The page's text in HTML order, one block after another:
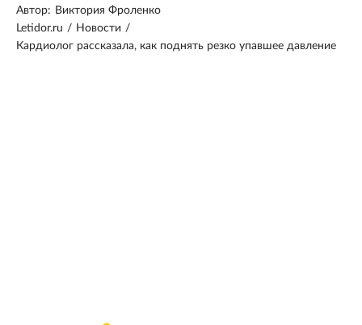
Автор: Виктория Фроленко
Letidor.ru / Новости /
Кардиолог рассказала, как поднять резко упавшее давление